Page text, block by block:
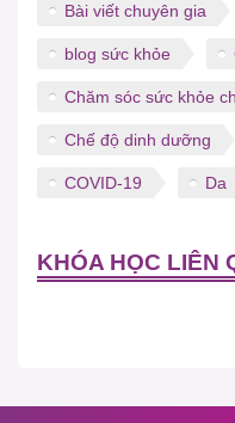
Bài viết chuyên gia
blog sức khỏe
Chăm sóc sức khỏe
Chế độ dinh dưỡng
COVID-19 Da
KHÓA HỌC LIÊN